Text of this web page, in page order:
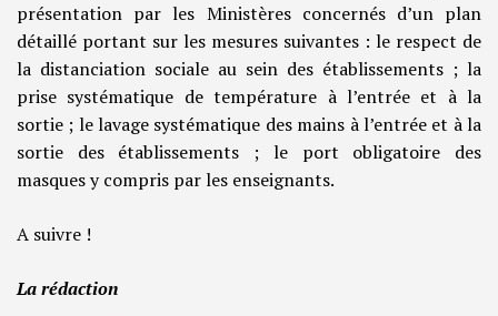
présentation par les Ministères concernés d’un plan
détaillé portant sur les mesures suivantes : le respect de
la distanciation sociale au sein des établissements ; la
prise systématique de température à l’entrée et à la
sortie ; le lavage systématique des mains à l’entrée et à la
sortie des établissements ; le port obligatoire des
masques y compris par les enseignants.
A suivre !
La rédaction